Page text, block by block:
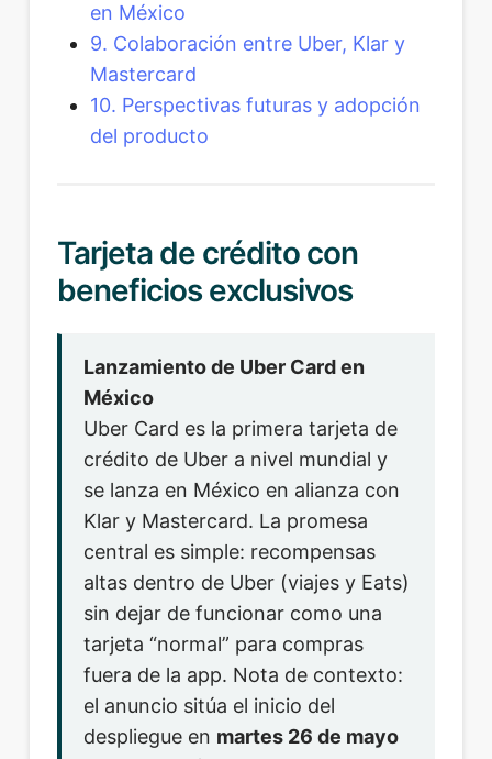
en México
9. Colaboración entre Uber, Klar y
Mastercard
10. Perspectivas futuras y adopción
del producto
Tarjeta de crédito con
beneficios exclusivos
Lanzamiento de Uber Card en
México
Uber Card es la primera tarjeta de
crédito de Uber a nivel mundial y
se lanza en México en alianza con
Klar y Mastercard. La promesa
central es simple: recompensas
altas dentro de Uber (viajes y Eats)
sin dejar de funcionar como una
tarjeta “normal” para compras
fuera de la app. Nota de contexto:
el anuncio sitúa el inicio del
despliegue en martes 26 de mayo